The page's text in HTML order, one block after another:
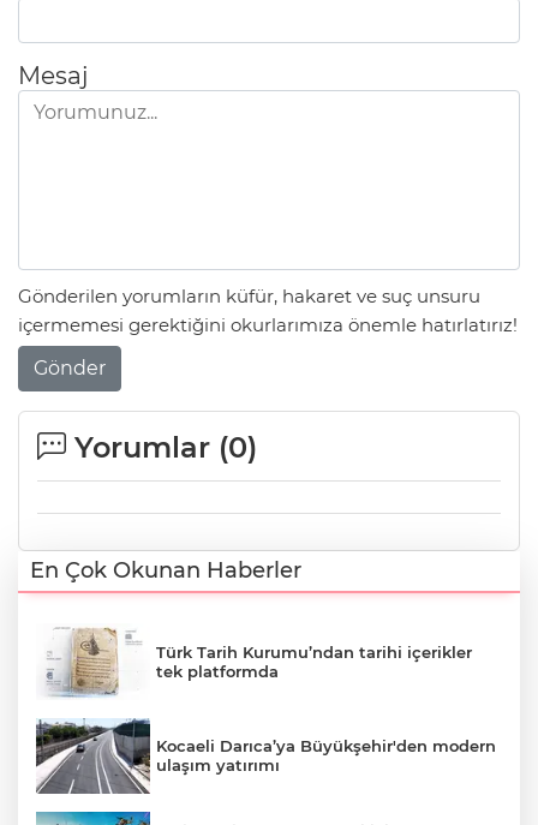
Mesaj
Gönderilen yorumların küfür, hakaret ve suç unsuru
içermemesi gerektiğini okurlarımıza önemle hatırlatırız!
Gönder
Yorumlar (0)
En Çok Okunan Haberler
Türk Tarih Kurumu’ndan tarihi içerikler
tek platformda
Kocaeli Darıca’ya Büyükşehir'den modern
ulaşım yatırımı